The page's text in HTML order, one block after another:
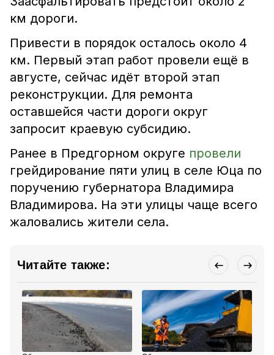
км дороги.
Привести в порядок осталось около 4
км. Первый этап работ провели ещё в
августе, сейчас идёт второй этап
реконструкции. Для ремонта
оставшейся части дороги округ
запросит краевую субсидию.
Ранее в Предгорном округе провели
грейдирование пяти улиц в селе Юца по
поручению губернатора Владимира
Владимирова. На эти улицы чаще всего
жаловались жители села.
Читайте также: